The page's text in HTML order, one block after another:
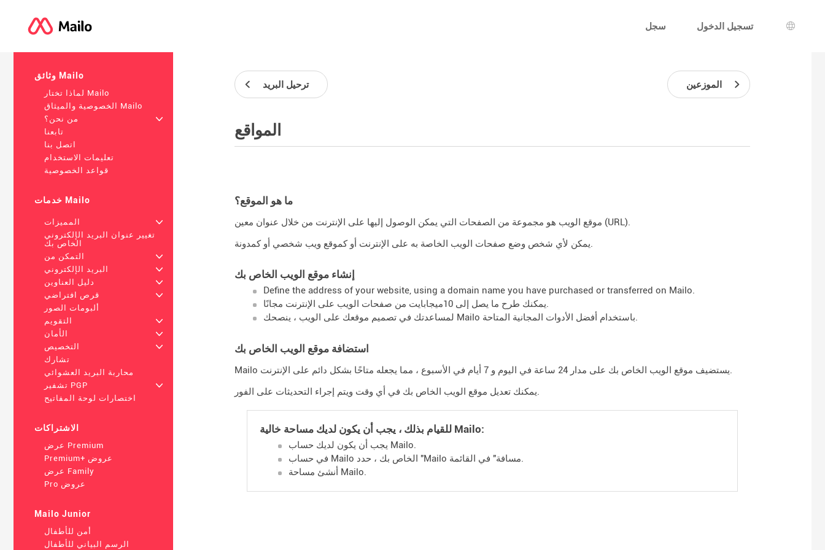
سجل تسجيل الدخول
اللغة
وثائق Mailo
لماذا تختار Mailo
الخصوصية والميثاق Mailo
من نحن؟
+
تابعنا
اتصل بنا
تعليمات الاستخدام
قواعد الخصوصية
خدمات Mailo
المميزات
+
تغيير عنوان البريد الإلكتروني
الخاص بك
التمكن من
+
البريد الإلكتروني
+
دليل العناوين
+
قرص افتراضي
+
ألبومات الصور
التقويم
+
الأمان
+
التخصيص
+
تشارك
محاربة البريد العشوائي
تشفير PGP
+
اختصارات لوحة المفاتيح
الاشتراكات
عرض Premium
Premium+ عروض
عرض Family
Pro عروض
Mailo Junior
أمن للأطفال
الرسم البياني للأطفال
ترحيل البريد الموزعين
المواقع
ما هو الموقع؟
موقع الويب هو مجموعة من الصفحات التي يمكن الوصول إليها على الإنترنت من خلال عنوان معين (URL).
يمكن لأي شخص وضع صفحات الويب الخاصة به على الإنترنت أو كموقع ويب شخصي أو كمدونة.
إنشاء موقع الويب الخاص بك
Define the address of your website, using a domain name you have purchased or transferred on Mailo.
يمكنك طرح ما يصل إلى 10ميجابايت من صفحات الويب على الإنترنت مجانًا.
لمساعدتك في تصميم موقعك على الويب ، ينصحك Mailo باستخدام أفضل الأدوات المجانية المتاحة.
استضافة موقع الويب الخاص بك
Mailo يستضيف موقع الويب الخاص بك على مدار 24 ساعة في اليوم و 7 أيام في الأسبوع ، مما يجعله متاحًا بشكل دائم على الإنترنت.
يمكنك تعديل موقع الويب الخاص بك في أي وقت ويتم إجراء التحديثات على الفور.
للقيام بذلك ، يجب أن يكون لديك مساحة خالية Mailo:
يجب أن يكون لديك حساب Mailo.
في حساب Mailo الخاص بك ، حدد "Mailo مسافة" في القائمة.
أنشئ مساحة Mailo.